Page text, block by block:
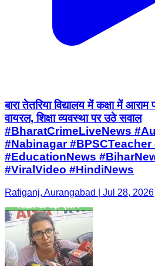
बारा तेतरिया विद्यालय में कक्षा में आराम
#ViralVideo #HindiNews
Rafiganj, Aurangabad | Jul 28, 2026